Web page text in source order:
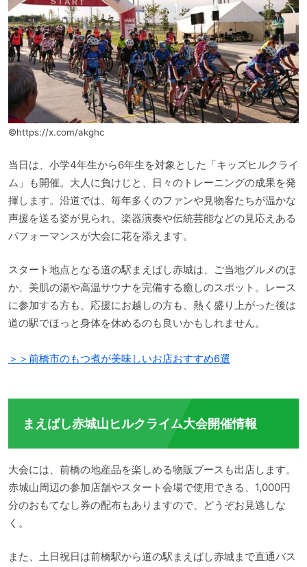
©https://x.com/akghc
当日は、小学4年生から6年生を対象とした「キッズヒルクライ
ム」も開催。大人に負けじと、日々のトレーニングの成果を発
揮します。沿道では、毎年多くのファンや見物客たちが温かな
声援を送る姿が見られ、楽器演奏や伝統芸能などの見応えある
パフォーマンスが大会に花を添えます。
スタート地点となる道の駅まえばし赤城は、ご当地グルメのほ
か、美肌の湯や高温サウナを完備する癒しのスポット。レース
に参加する方も、応援にお越しの方も、熱く盛り上がった後は
道の駅でほっと身体を休めるのも良いかもしれません。
＞＞前橋市のもつ煮が美味しいお店おすすめ6選
まえばし赤城山ヒルクライム大会開催情報
大会には、前橋の地産品を楽しめる物販ブースも出店します。
赤城山周辺の参加店舗やスタート会場で使用できる、1,000円
分のおもてなし券の配布もありますので、どうぞお見逃しな
く。
また、土日祝日は前橋駅から道の駅まえばし赤城まで直通バス